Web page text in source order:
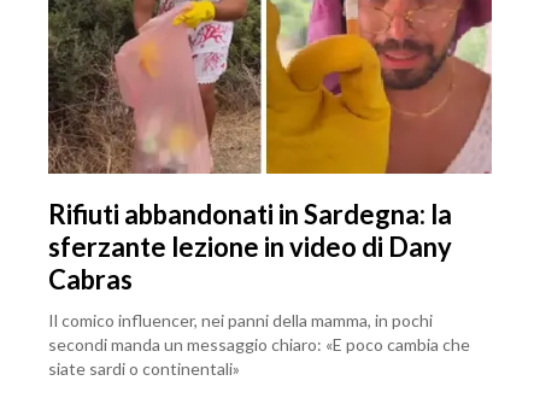
Rifiuti abbandonati in Sardegna: la
sferzante lezione in video di Dany
Cabras
Il comico influencer, nei panni della mamma, in pochi
secondi manda un messaggio chiaro: «E poco cambia che
siate sardi o continentali»